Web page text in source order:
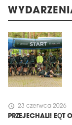
schedule 23 czerwca 2026
PRZEJECHALI! EQT